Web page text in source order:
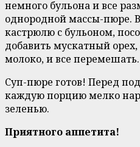
немного бульона и все
однородной массы-пюре.
кастрюлю с бульоном,
добавить мускатный
молоко, и все перемешать.
Суп-пюре готов! Перед
каждую порцию мелко
зеленью.
Приятного аппетита!